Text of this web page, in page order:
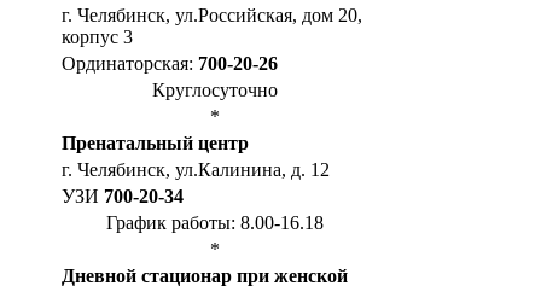
г. Челябинск, ул.Российская, дом 20,
корпус 3
Ординаторская: 700-20-26
Круглосуточно
*
Пренатальный центр
г. Челябинск, ул.Калинина, д. 12
УЗИ 700-20-34
График работы: 8.00-16.18
*
Дневной стационар при женской